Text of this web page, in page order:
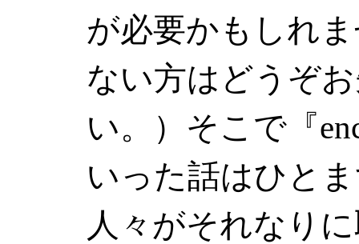
が必要かもしれ
ない方はどうぞ
い。）そこで『
いった話はひと
人々がそれなり